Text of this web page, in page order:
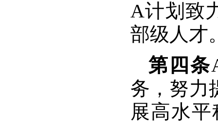
A计划致
部级人才
第四条
务，努力
展高水